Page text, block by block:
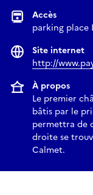
Accès
parking place
Site internet
http://
À propos
Le premier
bâtis par le
permettra de
droite se
Calmet.